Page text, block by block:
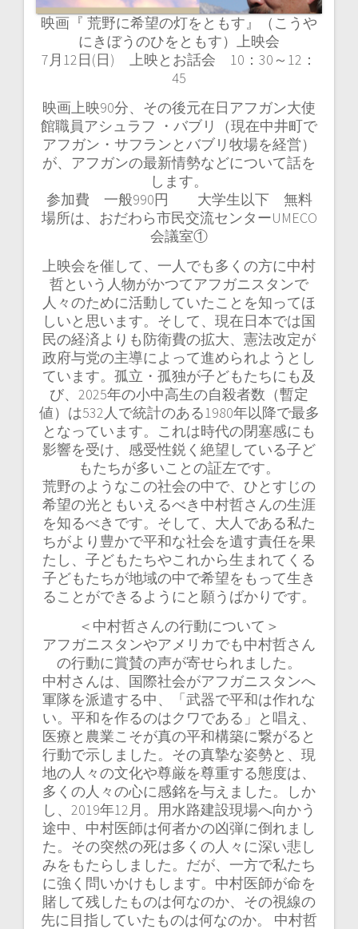
映画『 荒野に希望の灯をともす』（こうや
にきぼうのひをともす）上映会
7月12日(日) 上映とお話会 10：30～12：
45
映画上映90分、その後元在日アフガン大使
館職員アシュラフ ・バブリ（現在中井町で
アフガン・サフランとバブリ牧場を経営）
が、アフガンの最新情勢などについて話を
します。
参加費 一般990円 大学生以下 無料
場所は、おだわら市民交流センターUMECO
会議室①
上映会を催して、一人でも多くの方に中村
哲という人物がかつてアフガニスタンで
人々のために活動していたことを知ってほ
しいと思います。そして、現在日本では国
民の経済よりも防衛費の拡大、憲法改定が
政府与党の主導によって進められようとし
ています。孤立・孤独が子どもたちにも及
び、2025年の小中高生の自殺者数（暫定
値）は532人で統計のある1980年以降で最多
となっています。これは時代の閉塞感にも
影響を受け、感受性鋭く絶望している子ど
もたちが多いことの証左です。
荒野のようなこの社会の中で、ひとすじの
希望の光ともいえるべき中村哲さんの生涯
を知るべきです。そして、大人である私た
ちがより豊かで平和な社会を遺す責任を果
たし、子どもたちやこれから生まれてくる
子どもたちが地域の中で希望をもって生き
ることができるようにと願うばかりです。
＜中村哲さんの行動について＞
アフガニスタンやアメリカでも中村哲さん
の行動に賞賛の声が寄せられました。
中村さんは、国際社会がアフガニスタンへ
軍隊を派遣する中、「武器で平和は作れな
い。平和を作るのはクワである」と唱え、
医療と農業こそが真の平和構築に繋がると
行動で示しました。その真摯な姿勢と、現
地の人々の文化や尊厳を尊重する態度は、
多くの人々の心に感銘を与えました。しか
し、2019年12月。用水路建設現場へ向かう
途中、中村医師は何者かの凶弾に倒れまし
た。その突然の死は多くの人々に深い悲し
みをもたらしました。だが、一方で私たち
に強く問いかけもします。中村医師が命を
賭して残したものは何なのか、その視線の
先に目指していたものは何なのか。 中村哲